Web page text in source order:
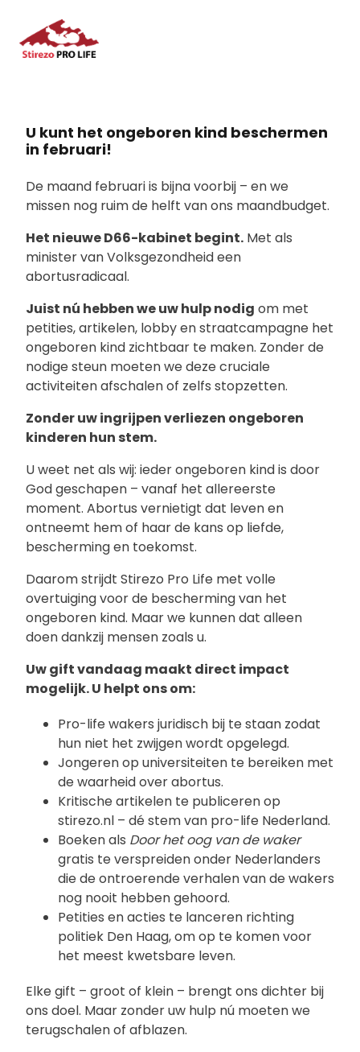
U kunt het ongeboren kind beschermen
in februari!
De maand februari is bijna voorbij – en we
missen nog ruim de helft van ons maandbudget.
Het nieuwe D66-kabinet begint. Met als
minister van Volksgezondheid een
abortusradicaal.
Juist nú hebben we uw hulp nodig om met
petities, artikelen, lobby en straatcampagne het
ongeboren kind zichtbaar te maken. Zonder de
nodige steun moeten we deze cruciale
activiteiten afschalen of zelfs stopzetten.
Zonder uw ingrijpen verliezen ongeboren
kinderen hun stem.
U weet net als wij: ieder ongeboren kind is door
God geschapen – vanaf het allereerste
moment. Abortus vernietigt dat leven en
ontneemt hem of haar de kans op liefde,
bescherming en toekomst.
Daarom strijdt Stirezo Pro Life met volle
overtuiging voor de bescherming van het
ongeboren kind. Maar we kunnen dat alleen
doen dankzij mensen zoals u.
Uw gift vandaag maakt direct impact
mogelijk. U helpt ons om:
Pro-life wakers juridisch bij te staan zodat
hun niet het zwijgen wordt opgelegd.
Jongeren op universiteiten te bereiken met
de waarheid over abortus.
Kritische artikelen te publiceren op
stirezo.nl – dé stem van pro-life Nederland.
Boeken als Door het oog van de waker
gratis te verspreiden onder Nederlanders
die de ontroerende verhalen van de wakers
nog nooit hebben gehoord.
Petities en acties te lanceren richting
politiek Den Haag, om op te komen voor
het meest kwetsbare leven.
Elke gift – groot of klein – brengt ons dichter bij
ons doel. Maar zonder uw hulp nú moeten we
terugschalen of afblazen.